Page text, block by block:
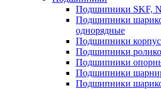
Подшипники SKF,
Подшипники
однорядные
Подшипники
Подшипники
Подшипники
Подшипники
Подшипники